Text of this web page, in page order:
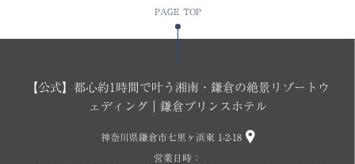
PAGE TOP
【公式】都心約1時間で叶う湘南・鎌倉の絶景リゾートウ
ェディング｜鎌倉プリンスホテル
神奈川県鎌倉市七里ヶ浜東 1-2-18
営業日時：